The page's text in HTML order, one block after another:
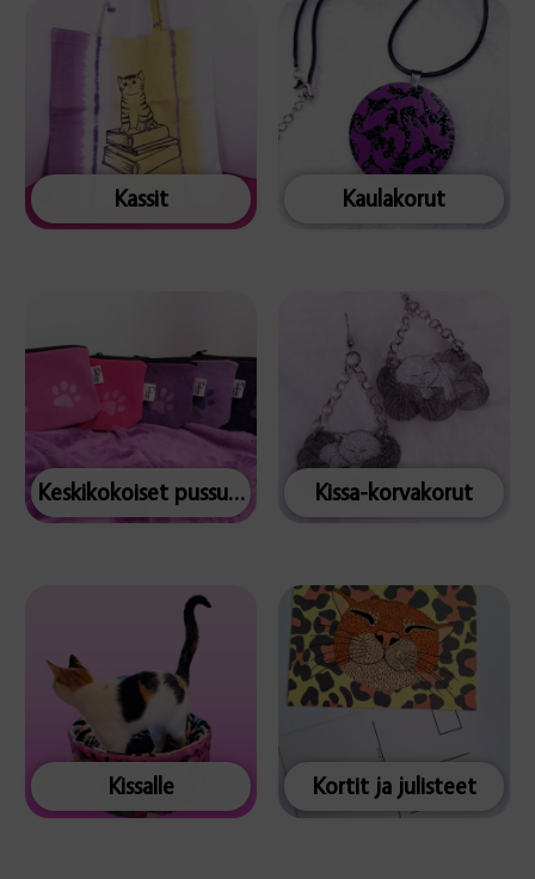
Kassit Kaulakorut
Keskikokoiset pussukat Kissa-korvakorut
Kissalle Kortit ja julisteet